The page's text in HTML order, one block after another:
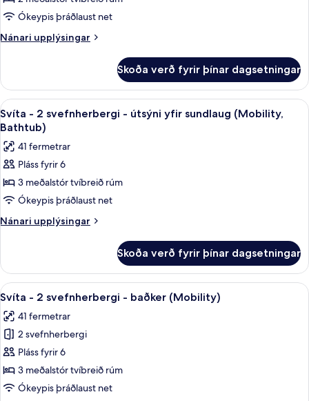
Admission*)
útsýni
yfir
sundlaug
Bathtub)
Ókeypis þráðlaust net
Nánari upplýsingar
Nánari
herbergi
útsýni
yfir
sundlaug
(Mobility,
Bathtub)
Skoða verð fyrir þínar dagsetningar
Skoða
allar
myndir
fyrir
Svíta
-
2
svefnherbergi
yfir
sundlaug
(Mobility,
Bathtub)
Öryggishólf í herbergi, skrifborð,
8
Svíta - 2 svefnherbergi - útsýni yfir sundlaug (Mobility,
Bathtub)
41 fermetrar
Pláss fyrir 6
3 meðalstór tvíbreið rúm
Ókeypis þráðlaust net
Nánari upplýsingar
Nánari
-
svefnherbergi
útsýni
yfir
sundlaug
(Mobility,
Bathtub)
Skoða verð fyrir þínar dagsetningar
Skoða
allar
myndir
fyrir
Svíta
-
2
Öryggishólf í herbergi, skrifborð,
7
Svíta - 2 svefnherbergi - baðker (Mobility)
41 fermetrar
2 svefnherbergi
Pláss fyrir 6
3 meðalstór tvíbreið rúm
Ókeypis þráðlaust net